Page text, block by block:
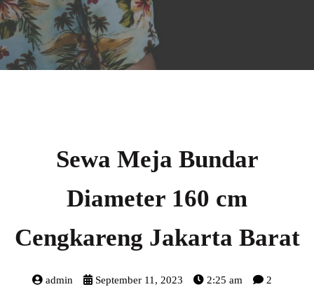
Sewa Meja Bundar
Diameter 160 cm
Cengkareng Jakarta Barat
admin September 11, 2023 2:25 am 2